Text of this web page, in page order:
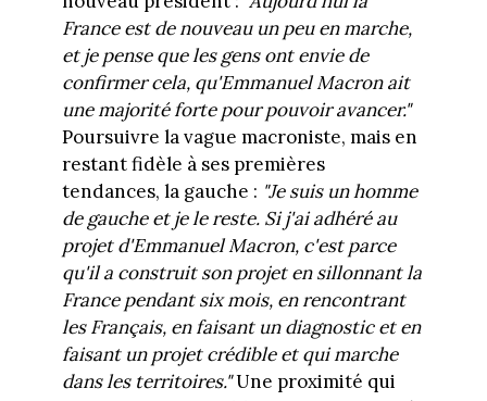
France est de nouveau un peu en marche,
et je pense que les gens ont envie de
confirmer cela, qu'Emmanuel Macron ait
une majorité forte pour pouvoir avancer."
Poursuivre la vague macroniste, mais en
restant fidèle à ses premières
tendances, la gauche : "Je suis un homme
de gauche et je le reste. Si j'ai adhéré au
projet d'Emmanuel Macron, c'est parce
qu'il a construit son projet en sillonnant la
France pendant six mois, en rencontrant
les Français, en faisant un diagnostic et en
faisant un projet crédible et qui marche
dans les territoires."Une proximité qui